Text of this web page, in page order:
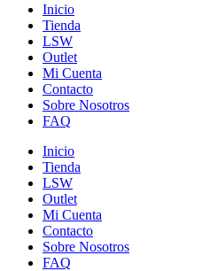
Inicio
Tienda
LSW
Outlet
Mi Cuenta
Contacto
Sobre Nosotros
FAQ
Inicio
Tienda
LSW
Outlet
Mi Cuenta
Contacto
Sobre Nosotros
FAQ